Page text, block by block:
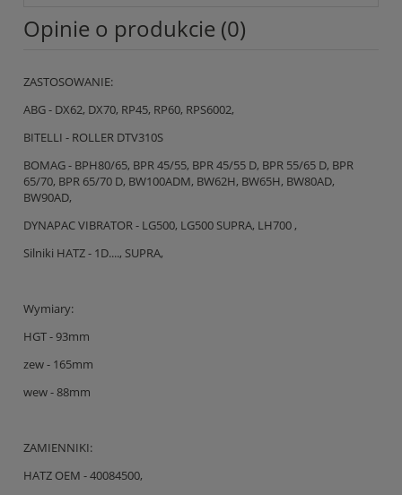
Opinie o produkcie (0)
ZASTOSOWANIE:
ABG - DX62, DX70, RP45, RP60, RPS6002,
BITELLI - ROLLER DTV310S
BOMAG - BPH80/65, BPR 45/55, BPR 45/55 D, BPR 55/65 D, BPR
65/70, BPR 65/70 D, BW100ADM, BW62H, BW65H, BW80AD,
BW90AD,
DYNAPAC VIBRATOR - LG500, LG500 SUPRA, LH700 ,
Silniki HATZ - 1D...., SUPRA,
Wymiary:
HGT - 93mm
zew - 165mm
wew - 88mm
ZAMIENNIKI:
HATZ OEM - 40084500,